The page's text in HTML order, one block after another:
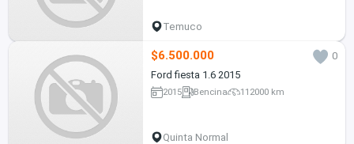
Temuco
$6.500.000
0
Ford fiesta 1.6 2015
2015 Bencina 112000 km
Quinta Normal